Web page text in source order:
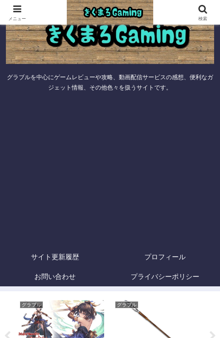
グラブルを中心にゲームレビューや攻略、動画配信サービスの感想、便利なガ
ジェット情報、その他色々を扱うサイトです。
サイト更新履歴 プロフィール
お問い合わせ プライバシーポリシー
グラブル グラブル
メニュー 検索